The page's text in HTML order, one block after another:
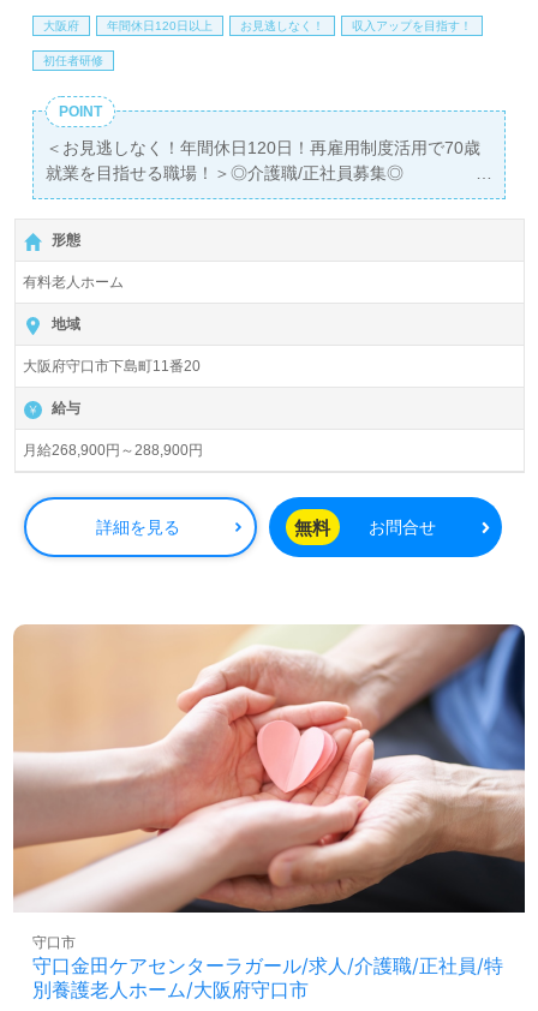
大阪府 年間休日120日以上 お見逃しなく！ 収入アップを目指す！
初任者研修
POINT
＜お見逃しなく！年間休日120日！再雇用制度活用で70歳
就業を目指せる職場！＞◎介護職/正社員募集◎
【年俸制/月額換算268,900円～288,900円】＊初任者研修
以上有資格者向け求人＊『森口駅』徒歩20分。
入居定員48名（48室/全室個室）『ソレイユもりぐち』株
式会社メディプラン MEDIPLAN CO.,LTD.（本社：大阪府
中央区）様の運営です。大阪府を中心に住宅型/介護付き有
料老人ホーム、訪問看護/介護、居宅介護支援、調剤薬局事
業を展開されています。
◎『地域の方を交えての体操、保育園交流、出張コンビニ
サービス』等、地域とのつながりと笑顔を大切にされる事
業所様！◎
看護助手や介護職経験のある方をお迎えします。充実の
OJT/研修制度、先輩職員様からのあたたかなサポート、自
分の意見や気持ちが伝えやすい雰囲気もうれしいポイン
のつながりを大切にしたい』『ワークライフバランスを充
実させたい』『転職で施設形態や環境を変えて仕事をした
い』等の方も大歓迎です！募集詳細等、担当コンサルタン
トよりご案内します。お問い合わせも遠慮なくお願いしま
医療/福祉業界の正社員/パート求人探しは【ウィルオブ介
護】＊求人情報収集、将来的に検討の方も遠慮なく＊
LINE、メール、お電話などご希望に応じてお問い合わせ/ご
相談可能です。転職相談、求人紹介、年収交渉など完全無
料サービスをご利用いただけます。＜非公開求人も取扱い
あり！＞"転職支援"のプロと一緒に転職活動！お問い合わ
形態
有料老人ホーム
地域
大阪府守口市下島町11番20
給与
月給268,900円～288,900円
詳細を見る 無料 お問合せ
守口金田ケアセンターラガール/求人/介護職/正社員/特
別養護老人ホーム/大阪府守口市
守口市